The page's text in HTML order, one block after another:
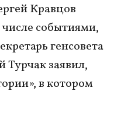
Кравцов
событиями,
генсовета
заявил,
в котором